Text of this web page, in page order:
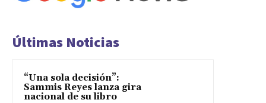
Últimas Noticias
“Una sola decisión”:
Sammis Reyes lanza gira
nacional de su libro